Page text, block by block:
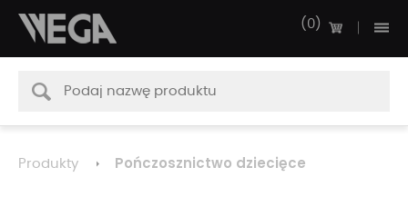
0
Produkty Pończosznictwo dziecięce